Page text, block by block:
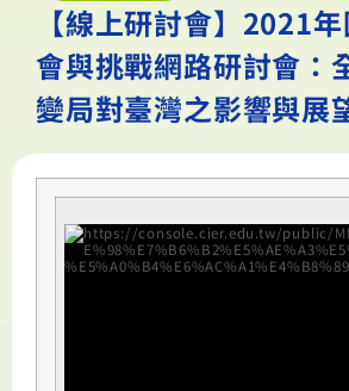
【線上研討會】2021
會與挑戰網路研討會：
變局對臺灣之影響與展